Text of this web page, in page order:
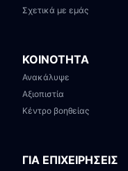
Σχετικά με εμάς
ΚΟΙΝΟΤΗΤΑ
Ανακάλυψε
Αξιοπιστία
Κέντρο βοηθείας
ΓΙΑ ΕΠΙΧΕΙΡΗΣΕΙΣ